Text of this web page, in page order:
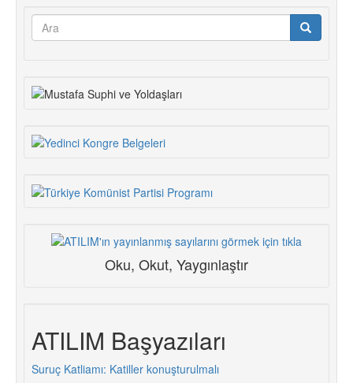
Arama
Oku, Okut, Yaygınlaştır
ATILIM Başyazıları
Suruç Katliamı: Katiller konuşturulmalı